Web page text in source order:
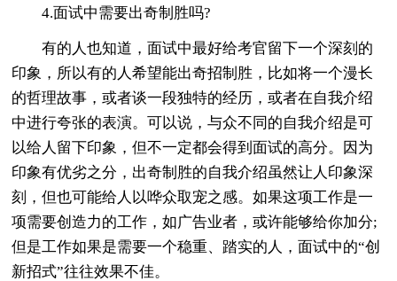
4.面试中需要出奇制胜吗?
有的人也知道，面试中最好给考官留下一个深刻的
印象，所以有的人希望能出奇招制胜，比如将一个漫长
的哲理故事，或者谈一段独特的经历，或者在自我介绍
中进行夸张的表演。可以说，与众不同的自我介绍是可
以给人留下印象，但不一定都会得到面试的高分。因为
印象有优劣之分，出奇制胜的自我介绍虽然让人印象深
刻，但也可能给人以哗众取宠之感。如果这项工作是一
项需要创造力的工作，如广告业者，或许能够给你加分;
但是工作如果是需要一个稳重、踏实的人，面试中的“创
新招式”往往效果不佳。